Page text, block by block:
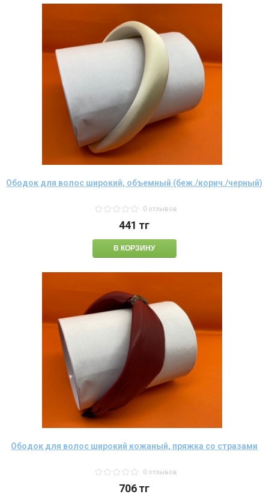
Ободок для волос широкий, объемный (беж./корич./черный)
0 отзывов
441 тг
Ободок для волос широкий кожаный, пряжка со стразами
0 отзывов
706тг